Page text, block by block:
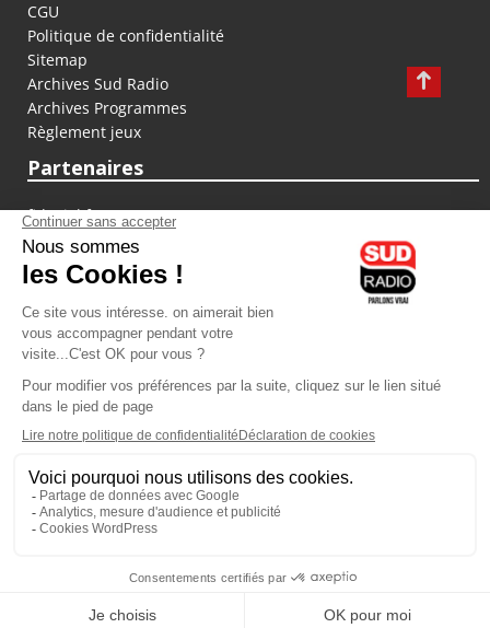
CGU
Politique de confidentialité
Sitemap
Archives Sud Radio
Archives Programmes
Règlement jeux
Partenaires
fiducial.fr
lyoncapitale.fr
olympique-et-lyonnais.com
L'application Iphone / Android
Téléchargez l'application
Les cookies
Gestion des cookies
Crédit photos : ©Sud Radio / Pierre Olivier
Jacques Pessis
Les clefs d'une vie
Noémie Halioua
Les débats de l'été